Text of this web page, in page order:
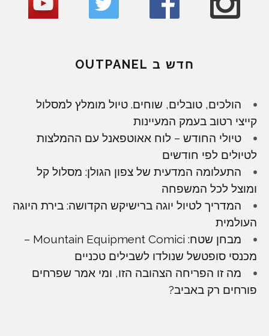
חדש ב OUTPANEL
הולכים, טובלים, שוחים. טיול מומלץ למסלול
קייצי רטוב בעמק המעיינות
טיולי החודש – לוח אאוטפאנל עם ההמלצות
לטיולים לפי חודשים
התעלומה המדעית של צפון הגולן: מסלול קל
ומוצל לכל המשפחה
המדריך לטיול יוגה ברישיקש הקדושה: בירת היוגה
העולמית
מבחן שטח: Mountain Equipment Comici –
מכנסי סופטשל שנולדו לשבילים טכניים
מה זו הפריחה הצהובה הזו, ומי אמר שפרחים
פורחים רק באביב?